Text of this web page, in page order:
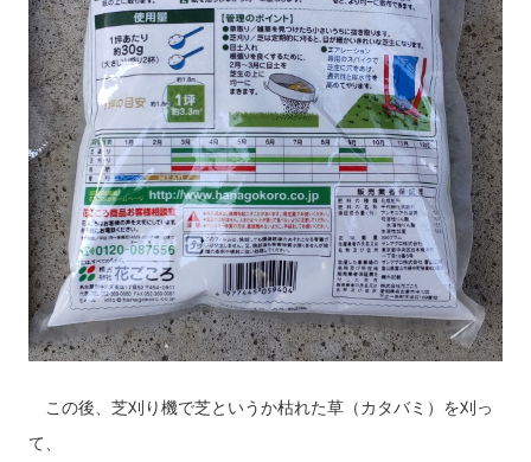
この後、芝刈り機で芝というか枯れた草（カタバミ）を刈っ
て、